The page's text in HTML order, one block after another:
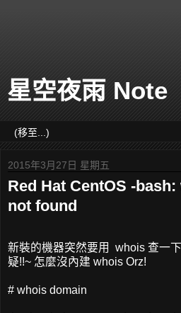
星空夜雨 Note
2015年3月27日 星期五
Red Hat CentOS -
not found
新裝的機器突然要用 whois 查一
疑!!~ 怎麼沒內建 whois Orz!
# whois domain